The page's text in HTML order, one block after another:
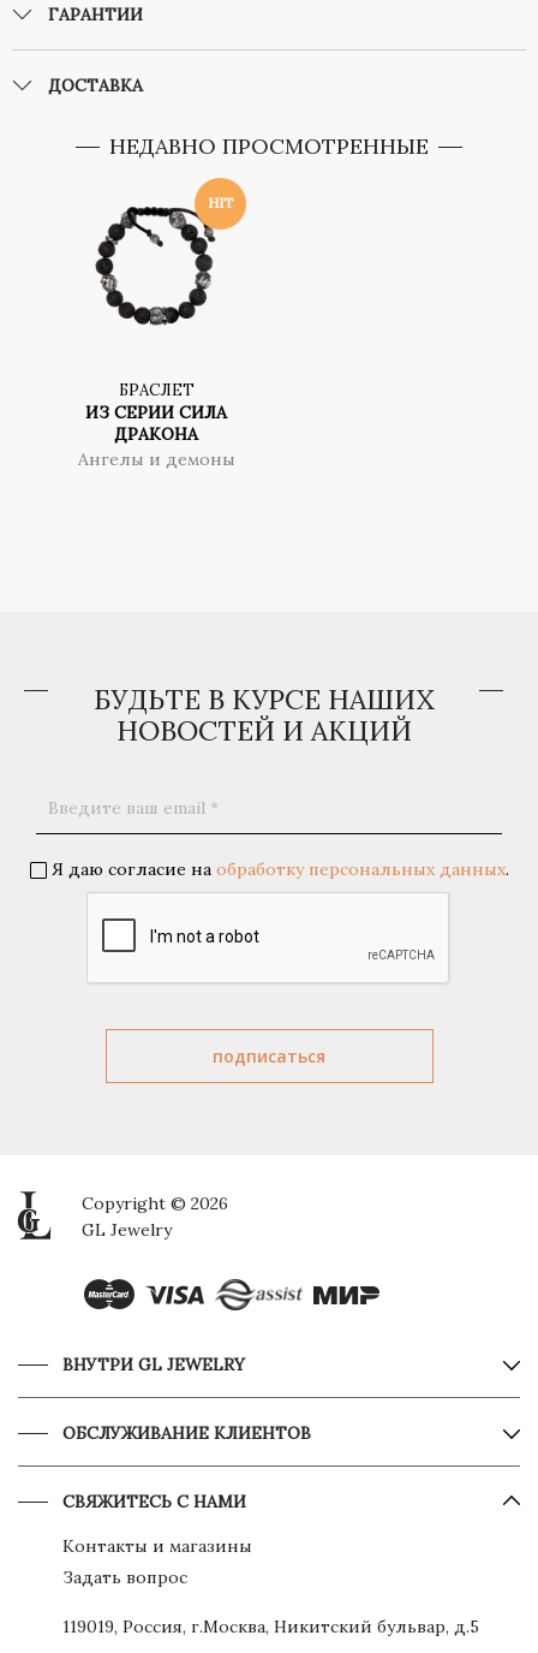
ГАРАНТИИ
ДОСТАВКА
НЕДАВНО ПРОСМОТРЕННЫЕ
БРАСЛЕТ
ИЗ СЕРИИ СИЛА
ДРАКОНА
Ангелы и демоны
БУДЬТЕ В КУРСЕ НАШИХ
НОВОСТЕЙ И АКЦИЙ
Я даю согласие на обработку персональных данных.
Copyright © 2026
GL Jewelry
ВНУТРИ GL JEWELRY
ОБСЛУЖИВАНИЕ КЛИЕНТОВ
СВЯЖИТЕСЬ С НАМИ
Контакты и магазины
Задать вопрос
119019, Россия, г.Москва, Никитский бульвар, д.5